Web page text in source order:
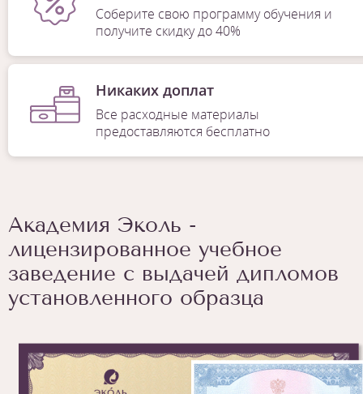
Соберите свою программу обучения и
получите скидку до 40%
Никаких доплат
Все расходные материалы
предоставляются бесплатно
Академия Эколь -
лицензированное учебное
заведение с выдачей дипломов
установленного образца